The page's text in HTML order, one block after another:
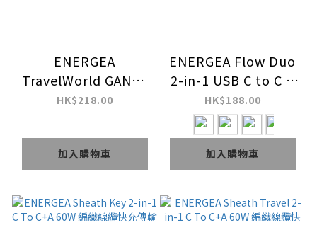
ENERGEA
TravelWorld GAN45
Mini 3C2A PD45W 迷
HK$218.00
加入購物車
ENERGEA Flow Duo
2-in-1 USB C to C +
Apple Watch 1.5M
60W 麻紡布料快充傳
輸線
HK$188.00
加入購物車